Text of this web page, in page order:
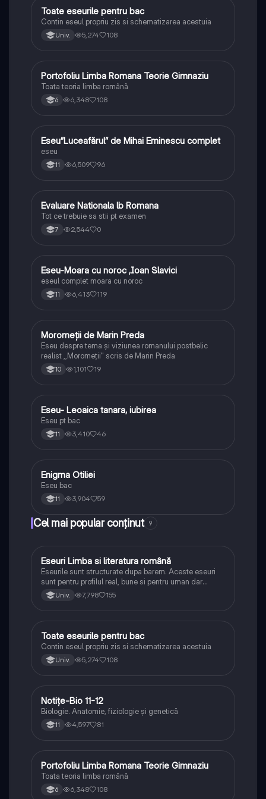
Limba și literatura română
Toate eseurile pentru bac
Contin eseul propriu zis si schematizarea acestuia
Univ. 5,274 108
Limba și literatura română
Portofoliu Limba Romana Teorie Gimnaziu
Toata teoria limba română
6 6,348 108
Limba și literatura română
Eseu”Luceafărul” de Mihai Eminescu complet
eseu
11 6,509 96
Limba și literatura română
Evaluare Nationala lb Romana
Tot ce trebuie sa stii pt examen
7 2,544 0
Limba și literatura română
Eseu-Moara cu noroc ,Ioan Slavici
eseul complet moara cu noroc
11 6,413 119
Limba și literatura română
Moromeții de Marin Preda
Eseu despre tema și viziunea romanului postbelic
realist ,,Moromeții" scris de Marin Preda
10 1,101 19
Limba și literatura română
Eseu- Leoaica tanara, iubirea
Eseu pt bac
11 3,410 46
Limba și literatura română
Enigma Otiliei
Eseu bac
11 3,904 59
Cel mai popular conținut 9
Limba și literatura română
Eseuri Limba si literatura română
Eseurile sunt structurate dupa barem. Aceste eseuri
sunt pentru profilul real, bune si pentru uman dar
lipsesc relatiile dintre personaje si caracrerizarile.
Univ. 7,798 155
Limba și literatura română
Toate eseurile pentru bac
Contin eseul propriu zis si schematizarea acestuia
Univ. 5,274 108
Biologie
Notițe-Bio 11-12
Biologie. Anatomie, fiziologie și genetică
11 4,597 81
Limba și literatura română
Portofoliu Limba Romana Teorie Gimnaziu
Toata teoria limba română
6 6,348 108